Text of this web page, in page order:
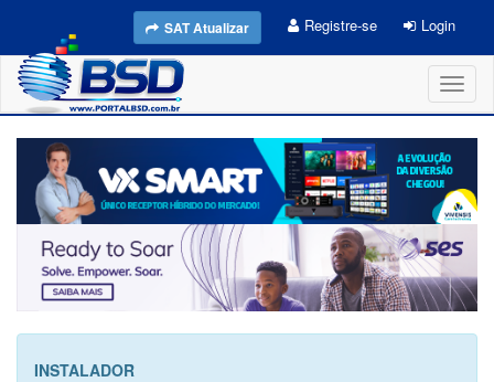
SAT Atualizar Registre-se Login
INSTALADOR